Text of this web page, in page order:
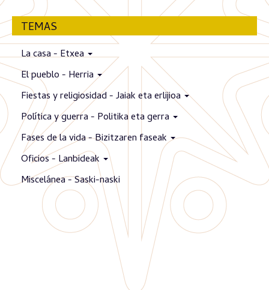
TEMAS
La casa - Etxea
El pueblo - Herria
Fiestas y religiosidad - Jaiak eta erlijioa
Política y guerra - Politika eta gerra
Fases de la vida - Bizitzaren faseak
Oficios - Lanbideak
Miscelánea - Saski-naski